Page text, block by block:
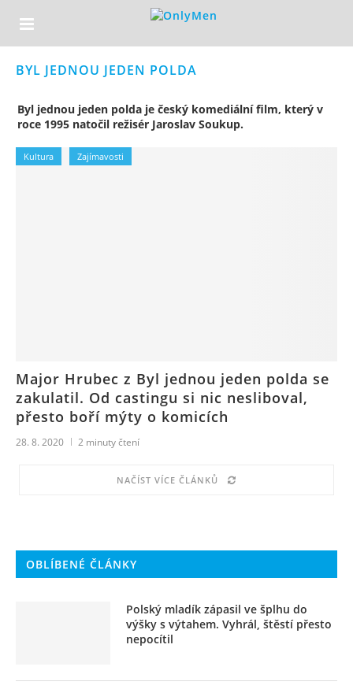
BYL JEDNOU JEDEN POLDA
Byl jednou jeden polda je český komediální film, který v
roce 1995 natočil režisér Jaroslav Soukup.
Kultura Zajímavosti
Major Hrubec z Byl jednou jeden polda se
zakulatil. Od castingu si nic nesliboval,
přesto boří mýty o komicích
28. 8. 2020 2 minuty čtení
NAČÍST VÍCE ČLÁNKŮ
OBLÍBENÉ ČLÁNKY
Polský mladík zápasil ve šplhu do
výšky s výtahem. Vyhrál, štěstí přesto
nepocítil